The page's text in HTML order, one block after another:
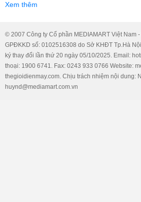
Xem thêm
© 2007 Công ty Cổ phần MEDIAMART Việt Nam
GPĐKKD số: 0102516308 do Sở KHĐT Tp.Hà
ký thay đổi lần thứ 20 ngày 05/10/2025. Email:
thoại: 1900 6741. Fax: 0243 933 0766 Website:
thegioidienmay.com. Chịu trách nhiệm nội dung:
huynd@mediamart.com.vn